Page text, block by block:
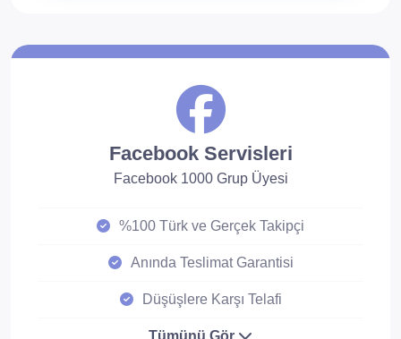
Facebook Servisleri
Facebook 1000 Grup Üyesi
%100 Türk ve Gerçek Takipçi
Anında Teslimat Garantisi
Düşüşlere Karşı Telafi
Tümünü Gör